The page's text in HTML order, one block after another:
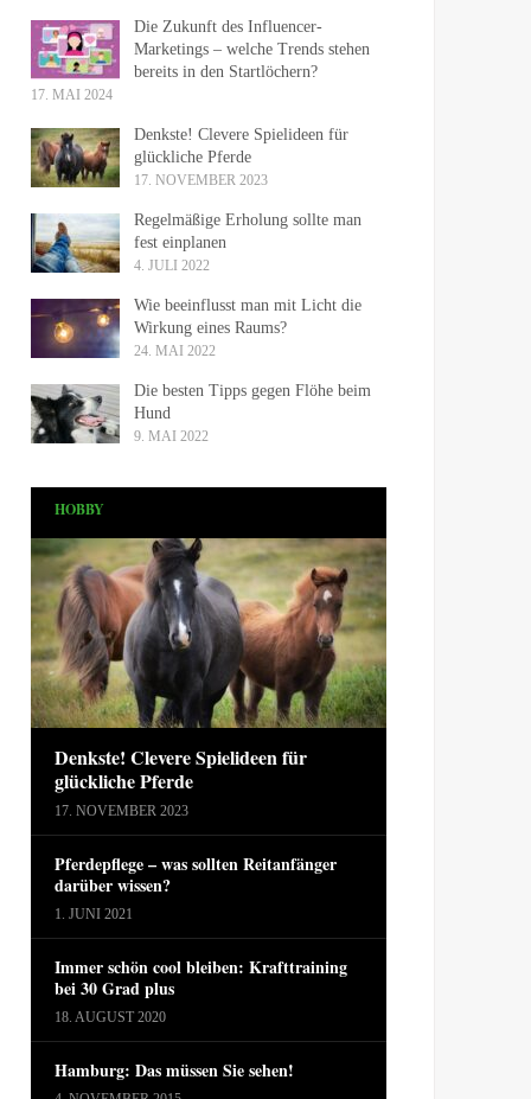
Die Zukunft des Influencer-
Marketings – welche Trends stehen
bereits in den Startlöchern?
17. MAI 2024
Denkste! Clevere Spielideen für
glückliche Pferde
17. NOVEMBER 2023
Regelmäßige Erholung sollte man
fest einplanen
4. JULI 2022
Wie beeinflusst man mit Licht die
Wirkung eines Raums?
24. MAI 2022
Die besten Tipps gegen Flöhe beim
Hund
9. MAI 2022
HOBBY
Denkste! Clevere Spielideen für
glückliche Pferde
17. NOVEMBER 2023
Pferdepflege – was sollten Reitanfänger
darüber wissen?
1. JUNI 2021
Immer schön cool bleiben: Krafttraining
bei 30 Grad plus
18. AUGUST 2020
Hamburg: Das müssen Sie sehen!